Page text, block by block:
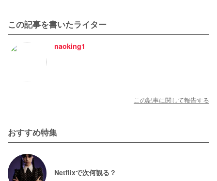
この記事を書いたライター
naoking1
この記事に関して報告する
おすすめ特集
Netflixで次何観る？